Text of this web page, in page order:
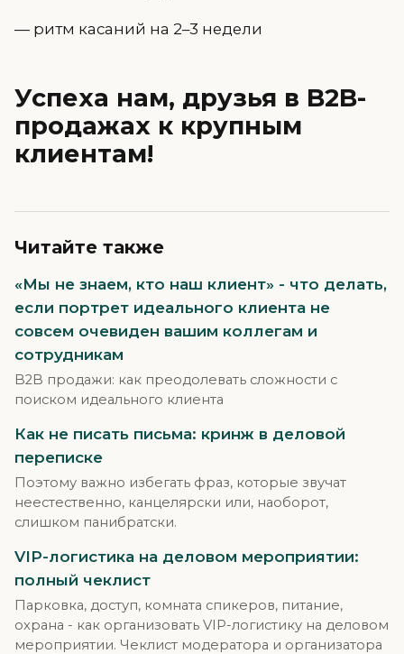
— ритм касаний на 2–3 недели
Успеха нам, друзья в B2B-
продажах к крупным
клиентам!
Читайте также
«Мы не знаем, кто наш клиент» - что делать,
если портрет идеального клиента не
совсем очевиден вашим коллегам и
сотрудникам
B2B продажи: как преодолевать сложности с
поиском идеального клиента
Как не писать письма: кринж в деловой
переписке
Поэтому важно избегать фраз, которые звучат
неестественно, канцелярски или, наоборот,
слишком панибратски.
VIP-логистика на деловом мероприятии:
полный чеклист
Парковка, доступ, комната спикеров, питание,
охрана - как организовать VIP-логистику на деловом
мероприятии. Чеклист модератора и организатора